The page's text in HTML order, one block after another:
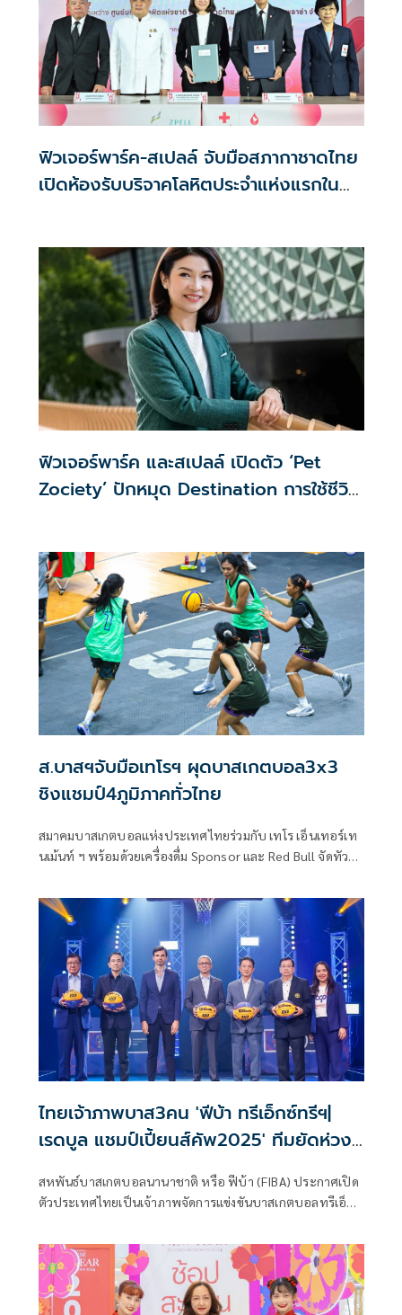
ฟิวเจอร์พาร์ค-สเปลล์ จับมือสภากาชาดไทย
เปิดห้องรับบริจาคโลหิตประจำแห่งแรกใน
ฟิวเจอร์พาร์ค และสเปลล์ เปิดตัว ‘Pet
Zociety’ ปักหมุด Destination การใช้ชีวิต
ส.บาสฯจับมือเทโรฯ ผุดบาสเกตบอล3x3
ชิงแชมป์4ภูมิภาคทั่วไทย
สมาคมบาสเกตบอลแห่งประเทศไทยร่วมกับ เทโร เอ็นเทอร์เท
นเม้นท์ ฯ พร้อมด้วยเครื่องดื่ม Sponsor และ Red Bull จัดทัวร์
แข่งขันบาสเกตบอล 3x3 ชิงแชมป์ 4 ภูมิภาคทั่วไทยเพื่อหาทีม
ชนะเลิศเข้ามาชิงแชมป์ระดับประเทศที่กรุงเทพซึ่งเป็นส่วนหนึ่ง
ของกิจกรรมการแข่งขัน “ฟีบ้า ทรีเอ็กซ์ทรี สปอนเซอร์ | เรดบูล
แชมป์เปี้ยนส์ คัพ 2025” (FIBA 3x3 Sponsor | Red Bull
Champions Cup 2025) ที่จะจัดขึ้นระหว่างวันที่ 14-16
มีนาคมนี้โดยประเทศไทยรับหน้าที่เจ้าภาพ
ไทยเจ้าภาพบาส3คน 'ฟีบ้า ทรีเอ็กซ์ทรีฯ|
เรดบูล แชมป์เปี้ยนส์คัพ2025' ทีมยัดห่วง
ระดับโลกร่วม14–16มี.ค.68
สหพันธ์บาสเกตบอลนานาชาติ หรือ ฟีบ้า (FIBA) ประกาศเปิด
ตัวประเทศไทยเป็นเจ้าภาพจัดการแข่งขันบาสเกตบอลทรีเอ็กซ์
เซอร์ | เรดบูล แชมป์เปี้ยนส์ คัพ 2025” (FIBA 3x3 Sponsor |
Red Bull Champions Cup 2025) สุดยอดการแข่งขันประจำปี
ที่จะรวมทีมซูเปอร์สตาร์นักยัดห่วง ทรีเอ็กซ์ทรี ระดับแนวหน้า
ของโลก ทั้ง แชมป์โอลิมปิก แชมป์ทวีป ทีมที่มีคะแนนสูงสุดใน